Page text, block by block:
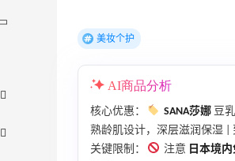
美妆个护
AI商品分析
核心优惠： SANA莎娜 豆
熟龄肌设计，深层滋润保湿 |
关键限制：
注意 日本境